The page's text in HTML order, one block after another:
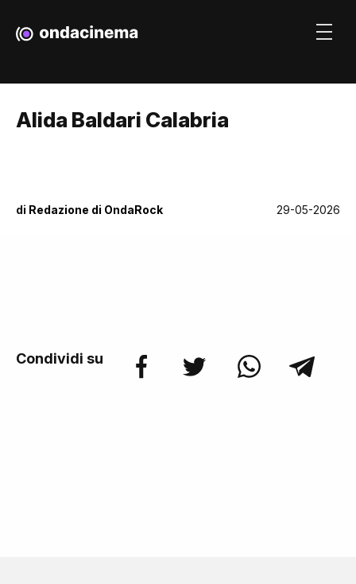
Alida Baldari Calabria
di Redazione di OndaRock 29-05-2026
Condividi su